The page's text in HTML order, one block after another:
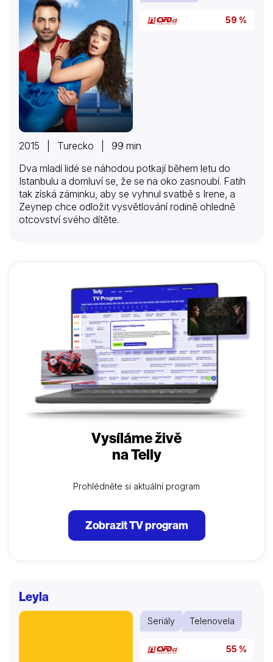
59 %
2015 | Turecko | 99 min
Dva mladí lidé se náhodou potkají během letu do
Istanbulu a domluví se, že se na oko zasnoubí. Fatih
tak získá záminku, aby se vyhnul svatbě s Irene, a
Zeynep chce odložit vysvětlování rodině ohledně
otcovství svého dítěte.
Vysíláme živě
na Telly
Prohlédněte si aktuální program
Zobrazit TV program
Leyla
Seriály Telenovela
55 %